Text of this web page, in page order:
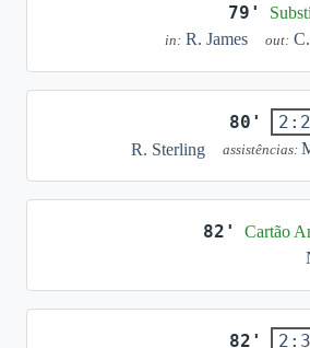
79'
in: R. James out:
80' 2:2
R. Sterling
assistências:
82'
Cartão
82' 2:3